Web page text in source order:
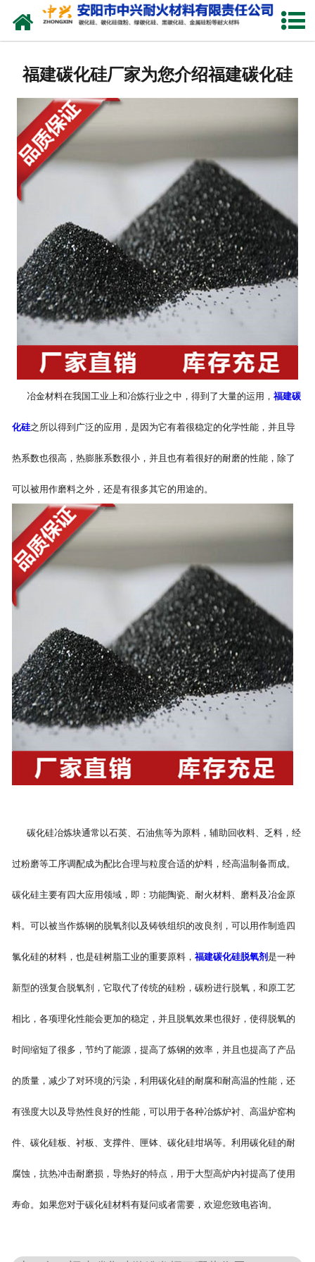
网站首页
新闻中心
厂容厂貌
联系我们
福建碳化硅厂家为您介绍福建碳化硅
冶金材料在我国工业上和冶炼行业之中，得到了大量的运用， 福建碳
化硅之所以得到广泛的应用，是因为它有着很稳定的化学性能，并且导
热系数也很高，热膨胀系数很小，并且也有着很好的耐磨的性能，除了
可以被用作磨料之外，还是有很多其它的用途的。
碳化硅冶炼块通常以石英、石油焦等为原料，辅助回收料、乏料，经
过粉磨等工序调配成为配比合理与粒度合适的炉料，经高温制备而成。
碳化硅主要有四大应用领域，即：功能陶瓷、耐火材料、磨料及冶金原
料。可以被当作炼钢的脱氧剂以及铸铁组织的改良剂，可以用作制造四
氯化硅的材料，也是硅树脂工业的重要原料， 福建碳化硅脱氧剂是一种
新型的强复合脱氧剂，它取代了传统的硅粉，碳粉进行脱氧，和原工艺
相比，各项理化性能会更加的稳定，并且脱氧效果也很好，使得脱氧的
时间缩短了很多，节约了能源，提高了炼钢的效率，并且也提高了产品
的质量，减少了对环境的污染，利用碳化硅的耐腐和耐高温的性能，还
有强度大以及导热性良好的性能，可以用于各种冶炼炉衬、高温炉窑构
件、碳化硅板、衬板、支撑件、匣钵、碳化硅坩埚等。利用碳化硅的耐
腐蚀，抗热冲击耐磨损，导热好的特点，用于大型高炉内衬提高了使用
寿命。如果您对于碳化硅材料有疑问或者需要，欢迎您致电咨询。